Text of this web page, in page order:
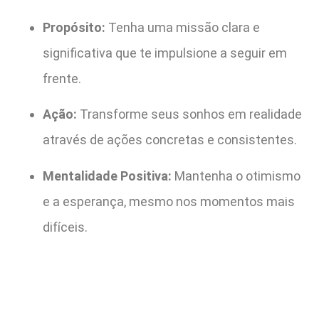
Propósito: Tenha uma missão clara e
significativa que te impulsione a seguir em
frente.
Ação: Transforme seus sonhos em realidade
através de ações concretas e consistentes.
Mentalidade Positiva: Mantenha o otimismo
e a esperança, mesmo nos momentos mais
difíceis.